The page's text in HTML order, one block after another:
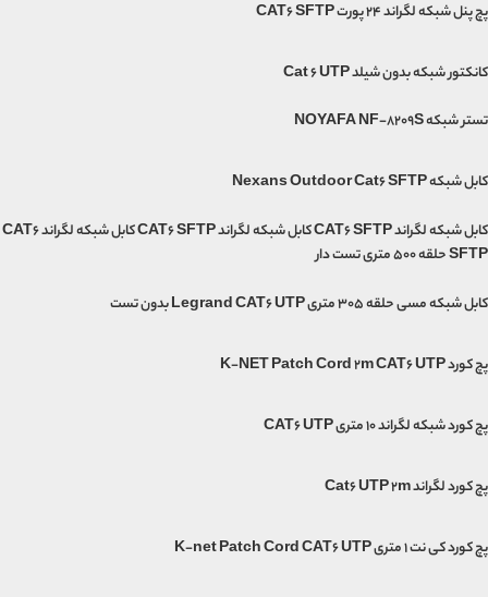
پچ پنل شبکه لگراند 24 پورت CAT6 SFTP
کانکتور شبکه بدون شیلد Cat 6 UTP
تستر شبکه NOYAFA NF-8209S
کابل شبکه Nexans Outdoor Cat6 SFTP
کابل شبکه لگراند CAT6 SFTP کابل شبکه لگراند CAT6 SFTP کابل شبکه لگراند CAT6
SFTP حلقه 500 متری تست دار
کابل شبکه مسی حلقه 305 متری Legrand CAT6 UTP بدون تست
پچ کورد K-NET Patch Cord 2m CAT6 UTP
پچ کورد شبکه لگراند 10 متری CAT6 UTP
پچ کورد لگراند Cat6 UTP 2m
پچ کورد کی نت 1 متری K-net Patch Cord CAT6 UTP